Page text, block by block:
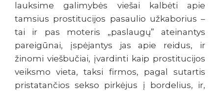
lauksime galimybės viešai kalbėti apie
tamsius prostitucijos pasaulio užkaborius –
tai ir pas moteris „paslaugų” ateinantys
pareigūnai, įspėjantys jas apie reidus, ir
žinomi viešbučiai, įvardinti kaip prostitucijos
veiksmo vieta, taksi firmos, pagal sutartis
pristatančios sekso pirkėjus į bordelius, ir,